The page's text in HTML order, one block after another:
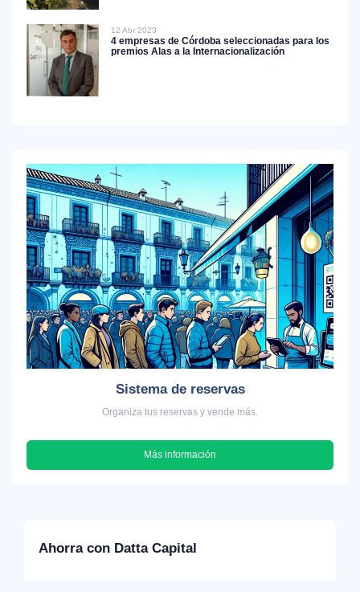
12 Abr 2023
4 empresas de Córdoba seleccionadas para los
premios Alas a la Internacionalización
Sistema de reservas
Organiza tus reservas y vende más.
Más información
Ahorra con Datta Capital